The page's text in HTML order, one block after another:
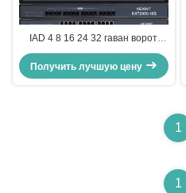
IAD 4 8 16 24 32 гаван ворот
соединителя FXS сетноых-
аналогов VoIP поддержки RJ21 к
IP
Получить лучшую цену
1
1